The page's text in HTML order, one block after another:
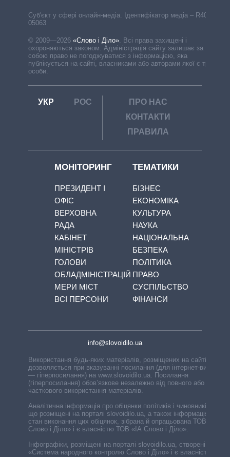
Cуб'єкт у сфері онлайн-медіа. Ідентифікатор медіа – R40-
05063
© 2009—2026 «Слово і Діло». Всі права захищені і
охороняються законом. Адміністрація сайту залишає за
собою право не погоджуватися з інформацією, яка
публікується на сайті, власниками або авторами якої є треті
особи.
УКР РОС
ПРО НАС
КОНТАКТИ
ПРАВИЛА
МОНІТОРИНГ
ПРЕЗИДЕНТ І
ОФІС
ВЕРХОВНА
РАДА
КАБІНЕТ
МІНІСТРІВ
ГОЛОВИ
ОБЛАДМІНІСТРАЦІЙ
МЕРИ МІСТ
ВСІ ПЕРСОНИ
ТЕМАТИКИ
БІЗНЕС
ЕКОНОМІКА
КУЛЬТУРА
НАУКА
НАЦІОНАЛЬНА
БЕЗПЕКА
ПОЛІТИКА
ПРАВО
СУСПІЛЬСТВО
ФІНАНСИ
info@slovoidilo.ua
Використання будь-яких матеріалів, розміщених на сайті,
дозволяється при вказуванні посилання (для інтернет-видань
— гіперпосилання) на www.slovoidilo.ua. Посилання
(гіперпосилання) обов’язкове незалежно від повного або
часткового використання матеріалів.
Аналітична інформація про обіцянки політиків і чиновників,
що розміщені на порталі slovoidilo.ua, а також інформація про
стан виконання цих обіцянок, зібрана й опрацьована ТОВ «ІА
Слово і Діло» і є власністю ТОВ «ІА Слово і Діло».
Інфографіки, розміщені на порталі slovoidilo.ua, створені ГО
«Система народного контролю Слово і Діло» і є власністю